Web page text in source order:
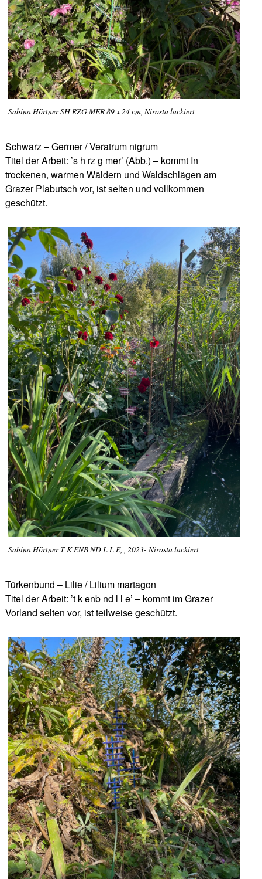
Sabina Hörtner SH RZG MER 89 x 24 cm, Nirosta lackiert
Schwarz – Germer / Veratrum nigrum
Titel der Arbeit: ’s h rz g mer’ (Abb.) – kommt In
trockenen, warmen Wäldern und Waldschlägen am
Grazer Plabutsch vor, ist selten und vollkommen
geschützt.
Sabina Hörtner T K ENB ND L L E, , 2023- Nirosta lackiert
Türkenbund – Lilie / Lilium martagon
Titel der Arbeit: ’t k enb nd l l e’ – kommt im Grazer
Vorland selten vor, ist teilweise geschützt.